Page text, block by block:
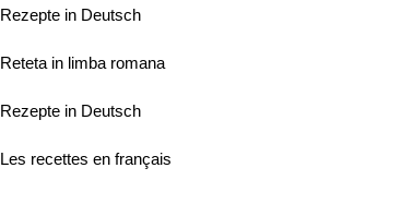
Rezepte in Deutsch
Reteta in limba romana
Rezepte in Deutsch
Les recettes en français